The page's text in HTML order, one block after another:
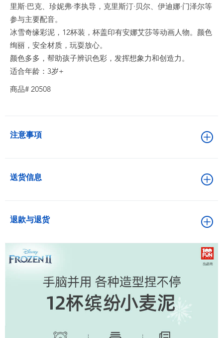
里斯·巴克、珍妮弗·李执导，克里斯汀·贝尔、伊迪娜·门泽尔等
参与主要配音。
冰雪奇缘彩泥，12杯装，杯盖印有安娜艾莎等动画人物。颜色
绚丽，安全材质，玩耍放心。
颜色多多，帮助孩子辨识色彩，发挥想象力和创造力。
适合年龄：3岁+
商品# 20508
注意事項
送货信息
退款与退货